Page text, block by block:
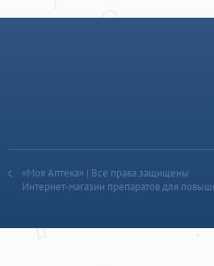
«Моя Аптека» | Все права защищены
Интернет-магазин препаратов для